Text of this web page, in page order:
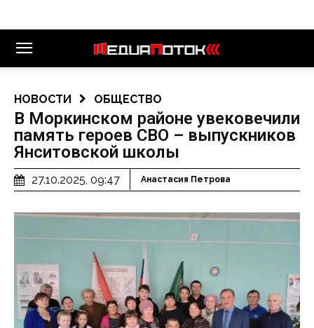
НОВОСТИ ОБЩЕСТВО
В Моркинском районе увековечили
память героев СВО – выпускников
Янситовской школы
27.10.2025, 09:47 Анастасия Петрова